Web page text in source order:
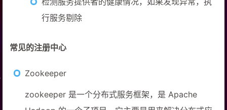
行服务剔除
常见的注册中心
Zookeeper
zookeeper 是一个分布式服务框架，是 Apache